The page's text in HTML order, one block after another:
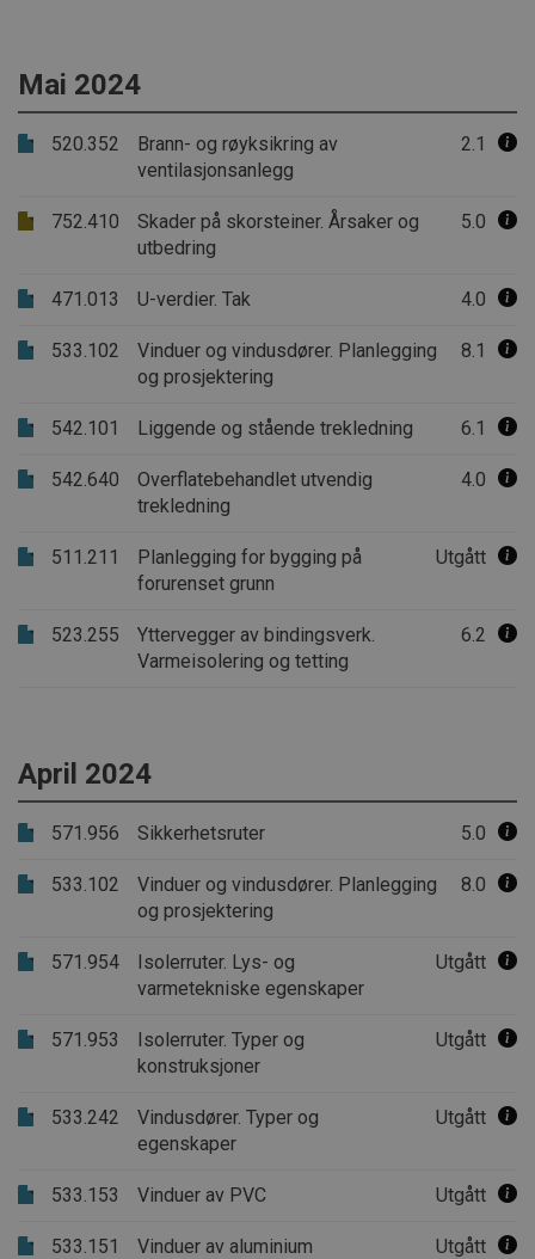
Mai 2024
520.352
Brann- og røyksikring av
ventilasjonsanlegg
2.1
752.410
Skader på skorsteiner. Årsaker og
utbedring
5.0
471.013 U-verdier. Tak 4.0
533.102
Vinduer og vindusdører. Planlegging
og prosjektering
8.1
542.101 Liggende og stående trekledning 6.1
542.640
Overflatebehandlet utvendig
trekledning
4.0
511.211
Planlegging for bygging på
forurenset grunn
Utgått
523.255
Yttervegger av bindingsverk.
Varmeisolering og tetting
6.2
April 2024
571.956 Sikkerhetsruter 5.0
533.102
Vinduer og vindusdører. Planlegging
og prosjektering
8.0
571.954
Isolerruter. Lys- og
varmetekniske egenskaper
Utgått
571.953
Isolerruter. Typer og
konstruksjoner
Utgått
533.242
Vindusdører. Typer og
egenskaper
Utgått
533.153 Vinduer av PVC Utgått
533.151 Vinduer av aluminium Utgått
.AspNetCore.Correlation.GnzMSZXDpSmdUQNF-
.AspNetCore.Correlation.huh9bnzlLjOHVufcJ9MWqka5A-ox-
.AspNetCore.Correlation.s0nYQCl2M5FP_GEW17-